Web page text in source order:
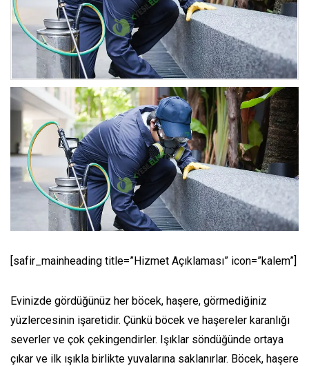
[safir_mainheading title=”Hizmet Açıklaması” icon=”kalem”]
Evinizde gördüğünüz her böcek, haşere, görmediğiniz
yüzlercesinin işaretidir. Çünkü böcek ve haşereler karanlığı
severler ve çok çekingendirler. Işıklar söndüğünde ortaya
çıkar ve ilk ışıkla birlikte yuvalarına saklanırlar. Böcek, haşere